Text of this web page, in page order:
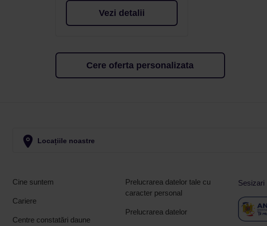
Vezi detalii
Cere oferta personalizata
Locațiile noastre
Cine suntem
Cariere
Centre constatări daune
Prelucrarea datelor tale cu
caracter personal
Prelucrarea datelor
Sesizari